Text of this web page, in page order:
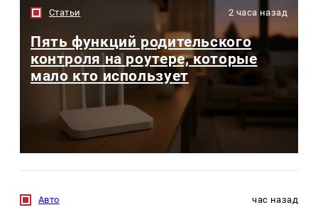
Статьи 2 часа назад
Пять функций родительского
контроля на роутере, которые
мало кто использует
Авто час назад